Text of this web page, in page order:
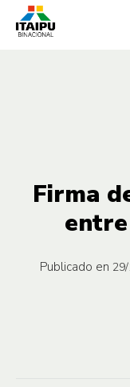
Firma
Publicado en